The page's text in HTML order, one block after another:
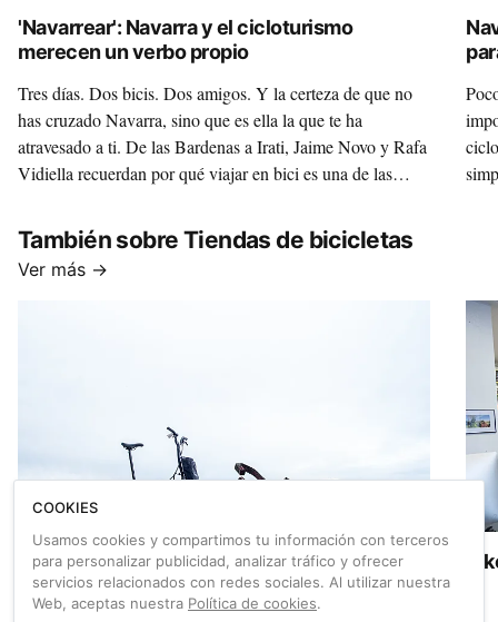
'Navarrear': Navarra y el cicloturismo
merecen un verbo propio
Tres días. Dos bicis. Dos amigos. Y la certeza de que no
has cruzado Navarra, sino que es ella la que te ha
atravesado a ti. De las Bardenas a Irati, Jaime Novo y Rafa
Vidiella recuerdan por qué viajar en bici es una de las
inventan un término, ‘Navarrear’, que define su sensación
tras recorrer esas tierras.
También sobre Tiendas de bicicletas
Ver más →
El showroom de Txita celebra su primer
aniversario con premios y descuentos
COOKIES
Usamos cookies y compartimos tu información con terceros
para personalizar publicidad, analizar tráfico y ofrecer
servicios relacionados con redes sociales. Al utilizar nuestra
Web, aceptas nuestra Política de cookies.